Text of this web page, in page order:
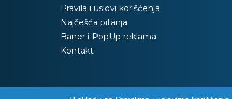
Pravila i uslovi korišćenja
Najčešća pitanja
Baner i PopUp reklama
Kontakt